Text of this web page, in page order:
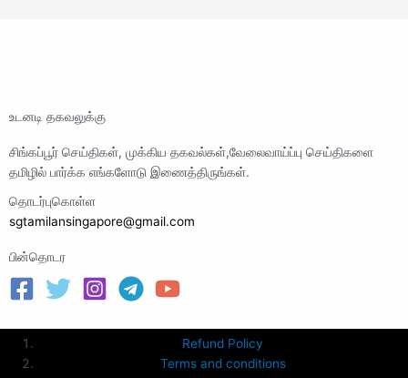
உடனடி தகவலுக்கு
சிங்கப்பூர் செய்திகள், முக்கிய தகவல்கள்,வேலைவாய்ப்பு செய்திகளை
தமிழில் பார்க்க எங்களோடு இணைத்திருங்கள்.
தொடர்புகொள்ள
sgtamilansingapore@gmail.com
பின்தொடர
Refund Policy
Terms and conditions